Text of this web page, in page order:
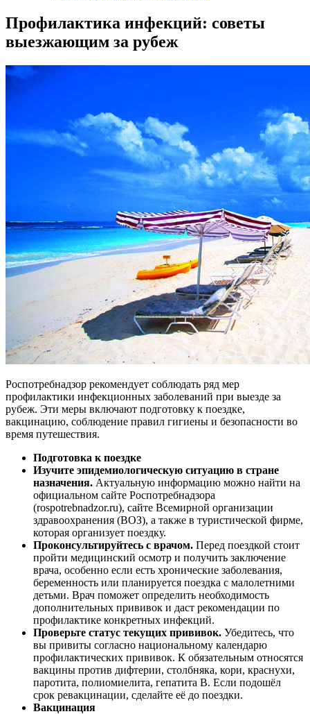
Профилактика инфекций: советы
выезжающим за рубеж
Роспотребнадзор рекомендует соблюдать ряд мер
профилактики инфекционных заболеваний при выезде за
рубеж. Эти меры включают подготовку к поездке,
вакцинацию, соблюдение правил гигиены и безопасности во
время путешествия.
Подготовка к поездке
Изучите эпидемиологическую ситуацию в стране
назначения. Актуальную информацию можно найти на
официальном сайте Роспотребнадзора
(rospotrebnadzor.ru), сайте Всемирной организации
здравоохранения (ВОЗ), а также в туристической фирме,
которая организует поездку.
Проконсультируйтесь с врачом. Перед поездкой стоит
пройти медицинский осмотр и получить заключение
врача, особенно если есть хронические заболевания,
беременность или планируется поездка с малолетними
детьми. Врач поможет определить необходимость
дополнительных прививок и даст рекомендации по
профилактике конкретных инфекций.
Проверьте статус текущих прививок. Убедитесь, что
вы привиты согласно национальному календарю
профилактических прививок. К обязательным относятся
вакцины против дифтерии, столбняка, кори, краснухи,
паротита, полиомиелита, гепатита B. Если подошёл
срок ревакцинации, сделайте её до поездки.
Вакцинация